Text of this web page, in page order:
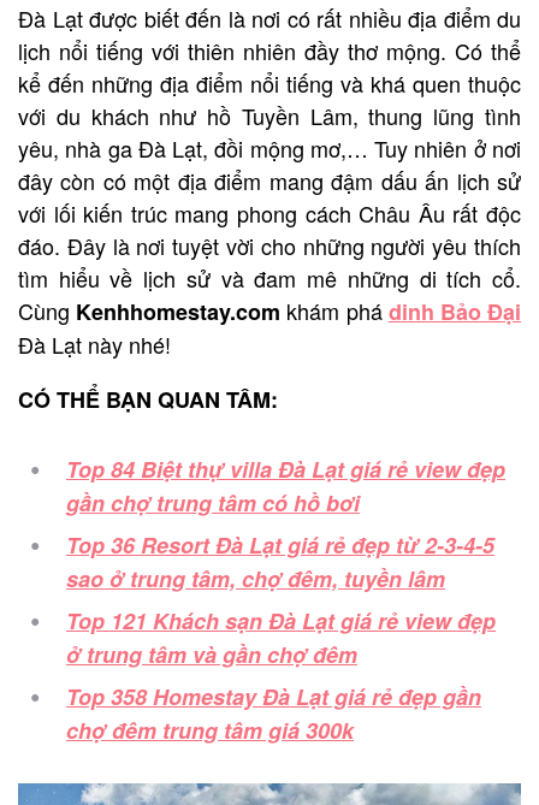
Đà Lạt được biết đến là nơi có rất nhiều địa điểm du
lịch nổi tiếng với thiên nhiên đầy thơ mộng. Có thể
kể đến những địa điểm nổi tiếng và khá quen thuộc
với du khách như hồ Tuyền Lâm, thung lũng tình
yêu, nhà ga Đà Lạt, đồi mộng mơ,…Tuy nhiên ở nơi
đây còn có một địa điểm mang đậm dấu ấn lịch sử
với lối kiến trúc mang phong cách Châu Âu rất độc
đáo. Đây là nơi tuyệt vời cho những người yêu thích
tìm hiểu về lịch sử và đam mê những di tích cổ.
Cùng Kenhhomestay.com khám phádinh Bảo Đại
Đà Lạt này nhé!
CÓ THỂ BẠN QUAN TÂM:
Top 84 Biệt thự villa Đà Lạt giá rẻ view đẹp
gần chợ trung tâm có hồ bơi
Top 36 Resort Đà Lạt giá rẻ đẹp từ 2-3-4-5
sao ở trung tâm, chợ đêm, tuyền lâm
Top 121 Khách sạn Đà Lạt giá rẻ view đẹp
ở trung tâm và gần chợ đêm
Top 358 Homestay Đà Lạt giá rẻ đẹp gần
chợ đêm trung tâm giá 300k